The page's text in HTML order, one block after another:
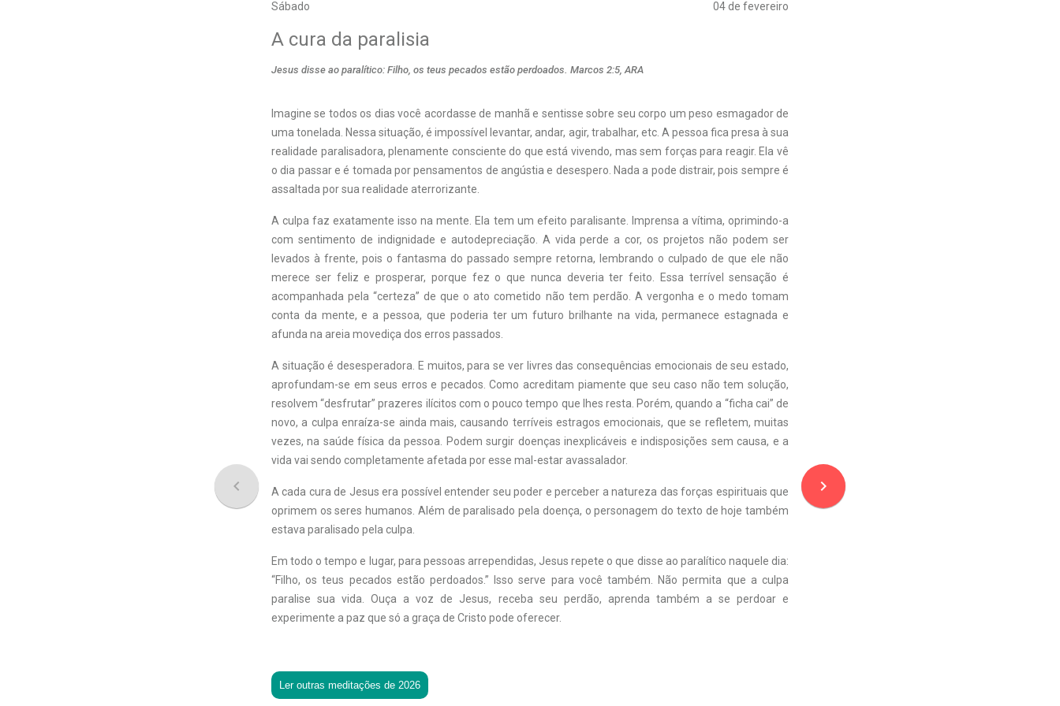
Sábado 04 de fevereiro
navigate_before
A cura da paralisia
Jesus disse ao paralítico: Filho, os teus pecados estão perdoados. Marcos 2:5, ARA
Imagine se todos os dias você acordasse de manhã e sentisse sobre seu corpo um peso esmagador de
uma tonelada. Nessa situação, é impossível levantar, andar, agir, trabalhar, etc. A pessoa fica presa à sua
realidade paralisadora, plenamente consciente do que está vivendo, mas sem forças para reagir. Ela vê
o dia passar e é tomada por pensamentos de angústia e desespero. Nada a pode distrair, pois sempre é
assaltada por sua realidade aterrorizante.
A culpa faz exatamente isso na mente. Ela tem um efeito paralisante. Imprensa a vítima, oprimindo-a
com sentimento de indignidade e autodepreciação. A vida perde a cor, os projetos não podem ser
levados à frente, pois o fantasma do passado sempre retorna, lembrando o culpado de que ele não
merece ser feliz e prosperar, porque fez o que nunca deveria ter feito. Essa terrível sensação é
acompanhada pela “certeza” de que o ato cometido não tem perdão. A vergonha e o medo tomam
conta da mente, e a pessoa, que poderia ter um futuro brilhante na vida, permanece estagnada e
afunda na areia movediça dos erros passados.
A situação é desesperadora. E muitos, para se ver livres das consequências emocionais de seu estado,
aprofundam-se em seus erros e pecados. Como acreditam piamente que seu caso não tem solução,
resolvem “desfrutar” prazeres ilícitos com o pouco tempo que lhes resta. Porém, quando a “ficha cai” de
novo, a culpa enraíza-se ainda mais, causando terríveis estragos emocionais, que se refletem, muitas
vezes, na saúde física da pessoa. Podem surgir doenças inexplicáveis e indisposições sem causa, e a
vida vai sendo completamente afetada por esse mal-estar avassalador.
A cada cura de Jesus era possível entender seu poder e perceber a natureza das forças espirituais que
oprimem os seres humanos. Além de paralisado pela doença, o personagem do texto de hoje também
estava paralisado pela culpa.
Em todo o tempo e lugar, para pessoas arrependidas, Jesus repete o que disse ao paralítico naquele dia:
“Filho, os teus pecados estão perdoados.” Isso serve para você também. Não permita que a culpa
paralise sua vida. Ouça a voz de Jesus, receba seu perdão, aprenda também a se perdoar e
experimente a paz que só a graça de Cristo pode oferecer.
Ler outras meditações de 2026
navigate_next